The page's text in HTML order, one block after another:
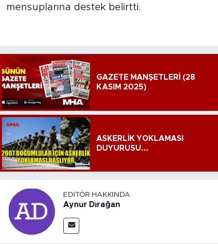
mensuplarına destek belirtti.
GAZETE MANŞETLERİ (28
KASIM 2025)
ASKERLİK YOKLAMASI
DUYURUSU...
EDITÖR HAKKINDA
Aynur Dırağan